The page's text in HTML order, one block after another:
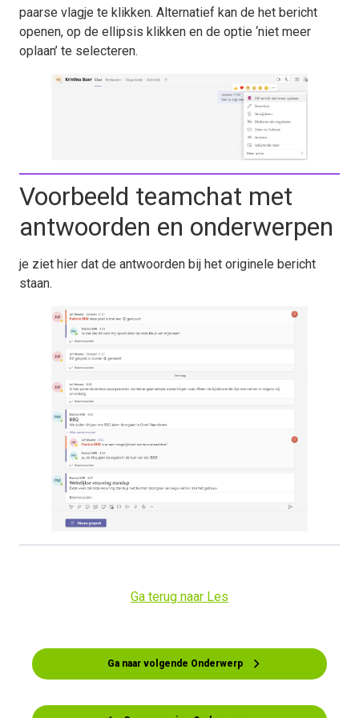
paarse vlagje te klikken. Alternatief kan de het bericht
openen, op de ellipsis klikken en de optie ‘niet meer
oplaan’ te selecteren.
Voorbeeld teamchat met
antwoorden en onderwerpen
je ziet hier dat de antwoorden bij het originele bericht
staan.
Ga terug naar Les
Ga naar volgende Onderwerp